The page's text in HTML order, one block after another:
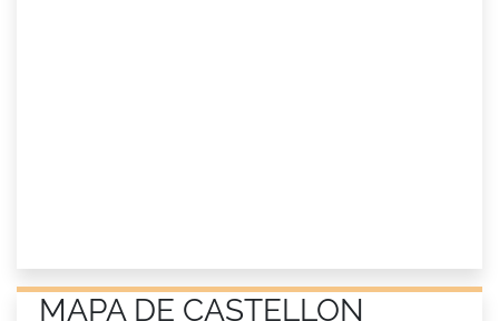
MAPA DE CASTELLON